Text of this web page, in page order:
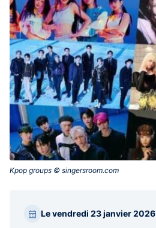
Kpop groups © singersroom.com‎
Paragraphes
barreLe vendredi 23 janvier 2026